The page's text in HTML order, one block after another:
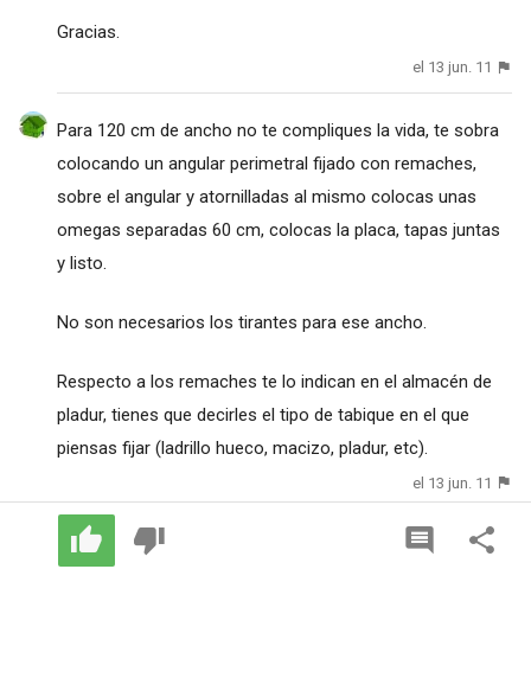
Gracias.
el 13 jun. 11
Para 120 cm de ancho no te compliques la vida, te sobra
colocando un angular perimetral fijado con remaches,
sobre el angular y atornilladas al mismo colocas unas
omegas separadas 60 cm, colocas la placa, tapas juntas
y listo.
No son necesarios los tirantes para ese ancho.
Respecto a los remaches te lo indican en el almacén de
pladur, tienes que decirles el tipo de tabique en el que
piensas fijar (ladrillo hueco, macizo, pladur, etc).
el 13 jun. 11